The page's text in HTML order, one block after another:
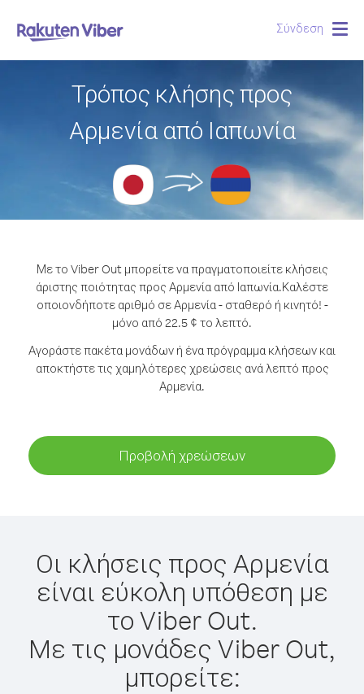
Σύνδεση
Τρόπος κλήσης προς
Αρμενία από Ιαπωνία
Με το Viber Out μπορείτε να πραγματοποιείτε κλήσεις
άριστης ποιότητας προς Αρμενία από Ιαπωνία.Καλέστε
οποιονδήποτε αριθμό σε Αρμενία - σταθερό ή κινητό! -
μόνο από 22.5 ¢ το λεπτό.
Αγοράστε πακέτα μονάδων ή ένα πρόγραμμα κλήσεων και
αποκτήστε τις χαμηλότερες χρεώσεις ανά λεπτό προς
Αρμενία.
Προβολή χρεώσεων
Οι κλήσεις προς Αρμενία
είναι εύκολη υπόθεση με
το Viber Out.
Με τις μονάδες Viber Out,
μπορείτε: